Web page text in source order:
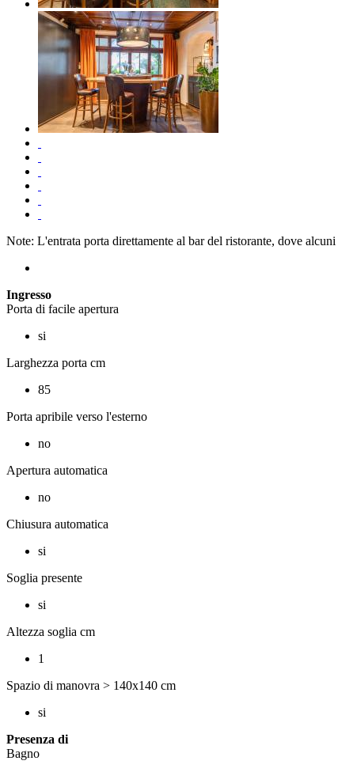
Note: L'entrata porta direttamente al bar del ristorante, dove
Ingresso
Porta di facile apertura
si
Larghezza porta cm
85
Porta apribile verso l'esterno
no
Apertura automatica
no
Chiusura automatica
si
Soglia presente
si
Altezza soglia cm
1
Spazio di manovra > 140x140 cm
si
Presenza di
Bagno